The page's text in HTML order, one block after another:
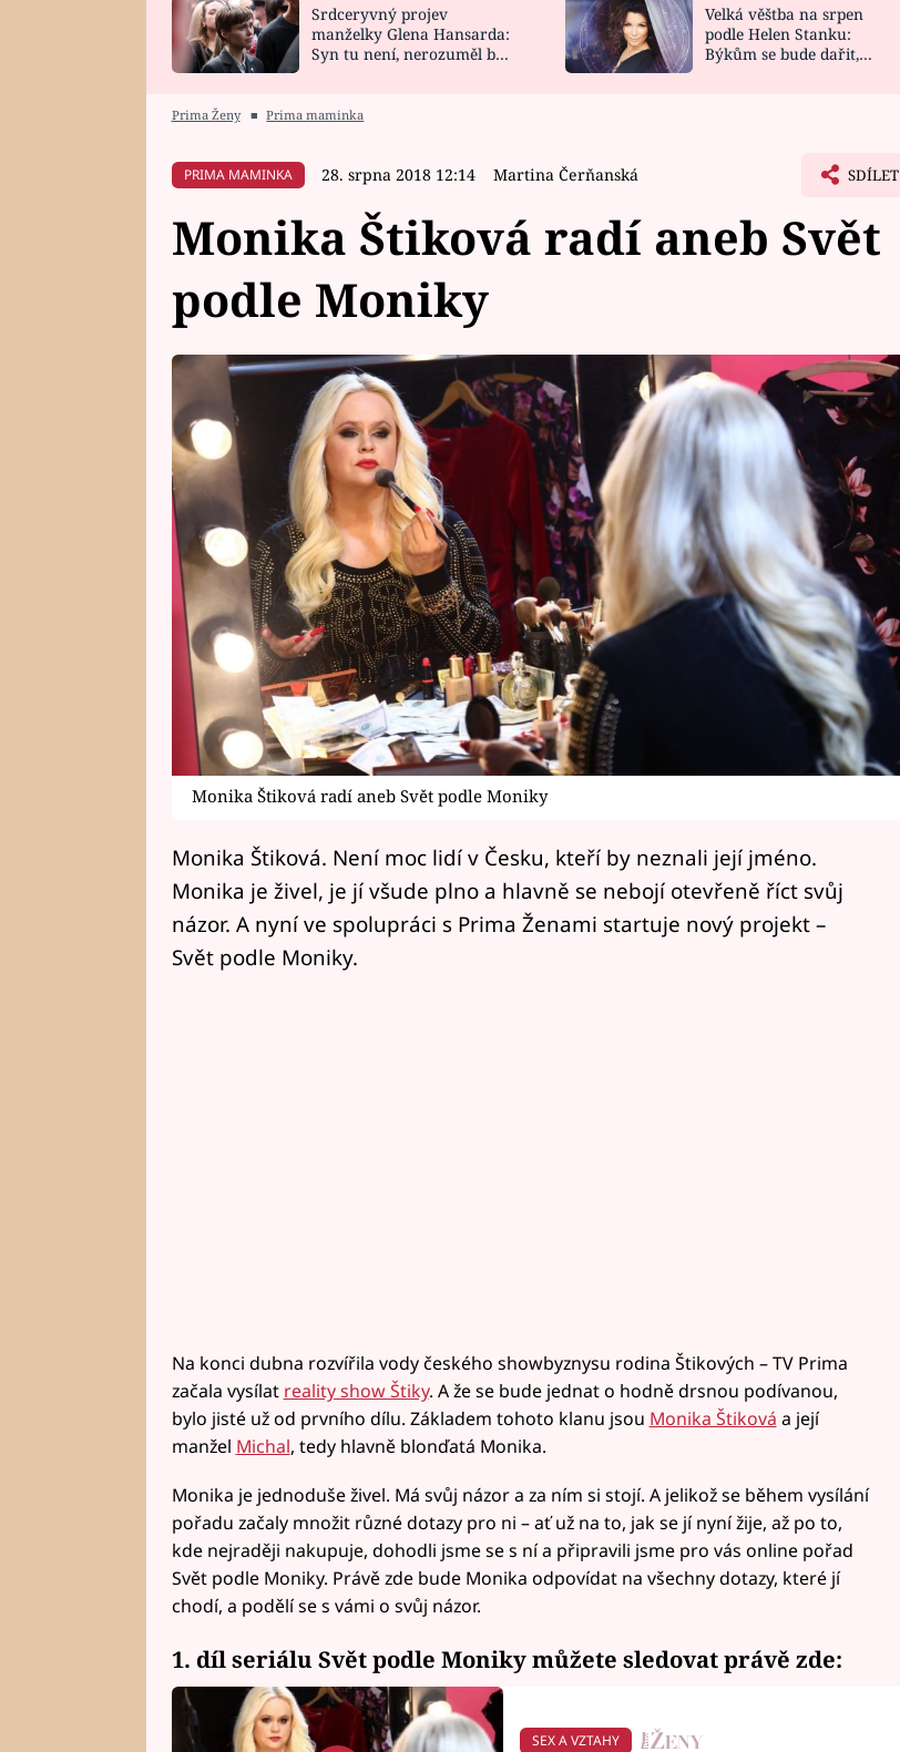
HOROSKOP NA
CELEBRITY
VAŘENÍ
NOVINKY
VIDEORECEPTY
Srdceryvný projev
manželky Glena Hansarda:
Syn tu není, nerozuměl by
Velká věštba na srpen
podle Helen Stanku:
Býkům se bude dařit,
Prima Ženy ■ Prima maminka
PRIMA MAMINKA 28. srpna 2018 12:14 Martina Čerňanská SDÍLET
Monika Štiková radí aneb Svět
podle Moniky
Monika Štiková radí aneb Svět podle Moniky
Monika Štiková. Není moc lidí v Česku, kteří by neznali její jméno.
Monika je živel, je jí všude plno a hlavně se nebojí otevřeně říct svůj
názor. A nyní ve spolupráci s Prima Ženami startuje nový projekt –
Svět podle Moniky.
Na konci dubna rozvířila vody českého showbyznysu rodina Štikových – TV Prima
začala vysílat reality show Štiky. A že se bude jednat o hodně drsnou podívanou,
bylo jisté už od prvního dílu. Základem tohoto klanu jsou Monika Štiková a její
manžel Michal, tedy hlavně blonďatá Monika.
Monika je jednoduše živel. Má svůj názor a za ním si stojí. A jelikož se během vysílání
pořadu začaly množit různé dotazy pro ni – ať už na to, jak se jí nyní žije, až po to,
kde nejraději nakupuje, dohodli jsme se s ní a připravili jsme pro vás online pořad
Svět podle Moniky. Právě zde bude Monika odpovídat na všechny dotazy, které jí
chodí, a podělí se s vámi o svůj názor.
1. díl seriálu Svět podle Moniky můžete sledovat právě zde:
SEX A VZTAHY